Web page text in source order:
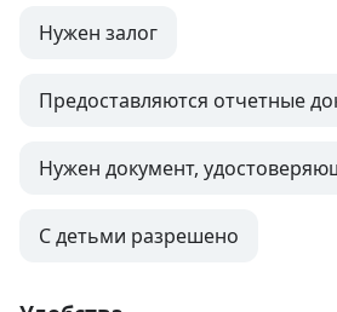
Нужен залог
Предоставляются отчетные
Нужен документ,
С детьми разрешено